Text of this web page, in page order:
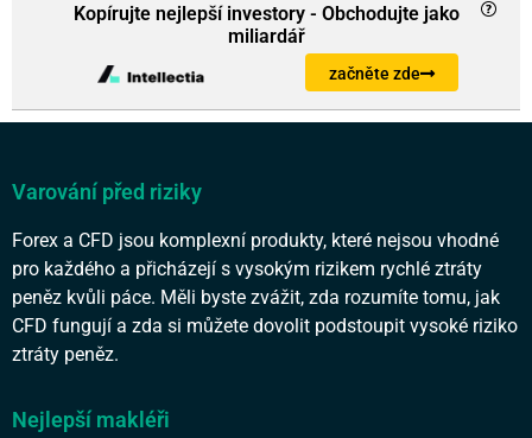
Kopírujte nejlepší investory - Obchodujte jako
miliardář
začněte zde
Varování před riziky
Forex a CFD jsou komplexní produkty, které nejsou vhodné
pro každého a přicházejí s vysokým rizikem rychlé ztráty
peněz kvůli páce. Měli byste zvážit, zda rozumíte tomu, jak
CFD fungují a zda si můžete dovolit podstoupit vysoké riziko
ztráty peněz.
Nejlepší makléři